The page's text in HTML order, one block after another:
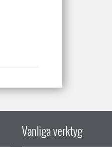
Vanliga verktyg